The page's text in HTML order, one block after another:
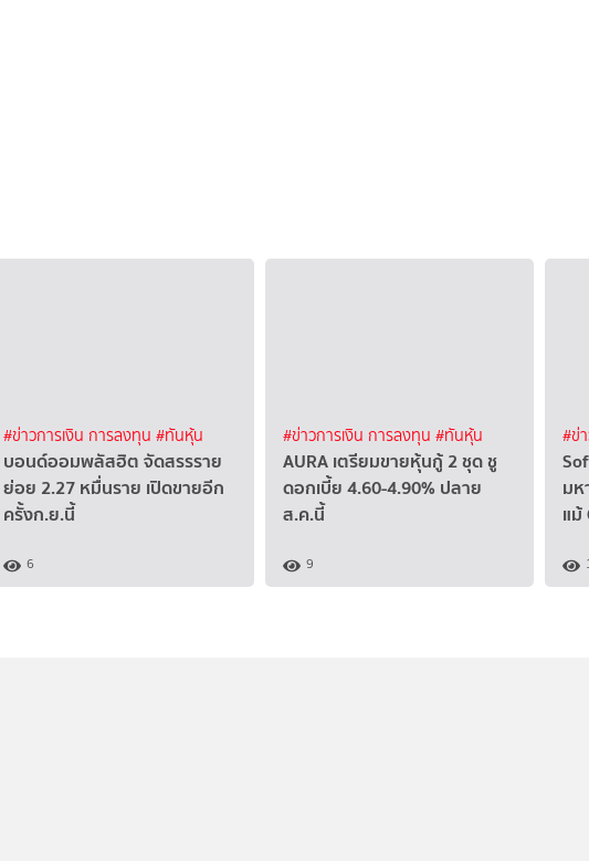
#ข่าวการเงิน การลงทุน#ทันหุ้น
บอนด์ออมพลัสฮิต จัดสรรราย
ย่อย 2.27 หมื่นราย เปิดขายอีก
ครั้งก.ย.นี้
6
#ข่าวการเงิน การลงทุน#ทันหุ้น
AURA เตรียมขายหุ้นกู้ 2 ชุด ชู
ดอกเบี้ย 4.60-4.90% ปลาย
ส.ค.นี้
9
#ข่
ม
แม้